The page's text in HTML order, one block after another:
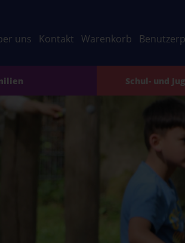
uns Kontakt Warenkorb
Schul- und